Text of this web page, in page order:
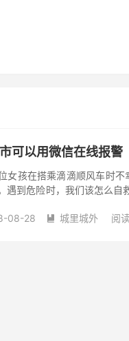
可以用微信在线报警
女孩在搭乘滴滴顺风车时
遇到危险时，我们该怎么自
08-28  城里城外 阅